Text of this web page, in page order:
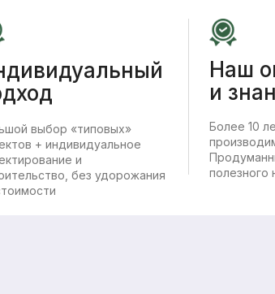
Наш
и
Более 10
полезного
выбор «типовых»
+ индивидуальное
и
без удорожания